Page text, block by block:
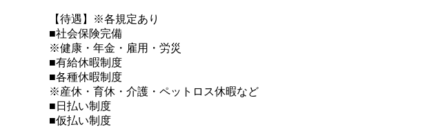
【待遇】※各規定あり
■社会保険完備
※健康・年金・雇用・労災
■有給休暇制度
■各種休暇制度
※産休・育休・介護・ペットロス休暇など
■日払い制度
■仮払い制度